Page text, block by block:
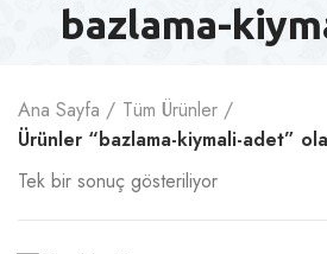
bazlama-
Ana Sayfa
Tüm Ürünler
Ürünler “bazlama-kiymali-adet”
Tek bir sonuç gösteriliyor